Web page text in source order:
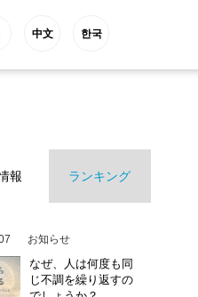
中文 한국
報 ランキング
お知らせ
なぜ、人は何度も同
じ不調を繰り返すの